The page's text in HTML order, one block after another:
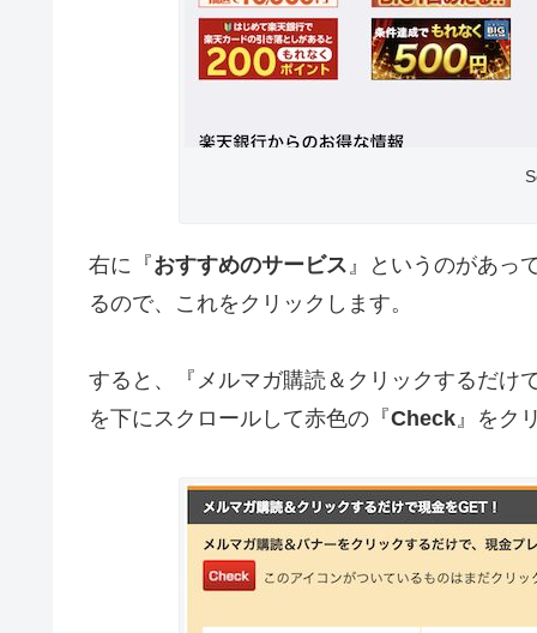
右に『おすすめのサービス』というのがあっ
るので、これをクリックします。
すると、『メルマガ購読＆クリックするだけ
を下にスクロールして赤色の『Check』をク